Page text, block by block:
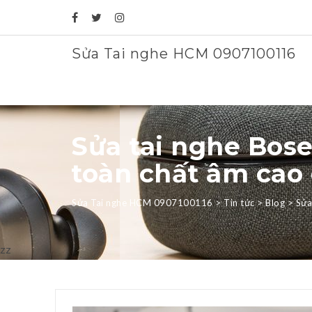
Sửa Tai nghe HCM 0907100116
Sửa tai nghe
toàn chất âm cao
Sửa Tai nghe HCM 0907100116>Tin tức>Blog>
zz